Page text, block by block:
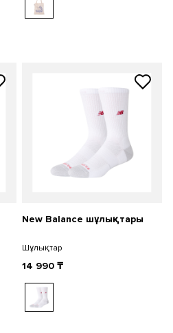
New Balance шұлықтары
Шұлықтар
14 990 ₸